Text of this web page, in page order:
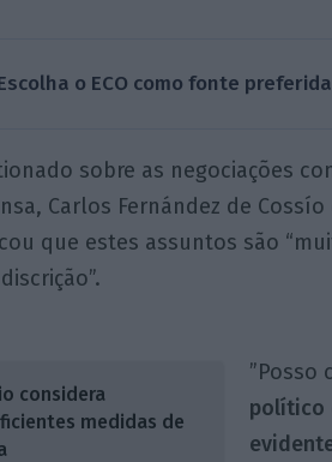
o ECO como fonte
sobre as negociações
Carlos Fernández de
que estes assuntos são
considera
medidas de
”Posso
político